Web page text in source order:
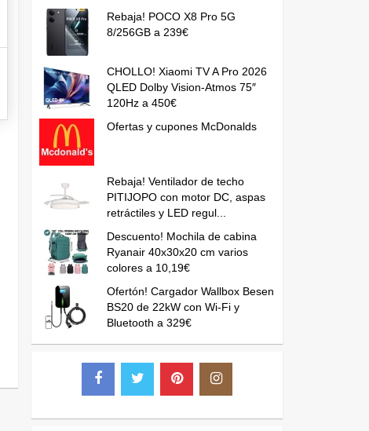
Rebaja! POCO X8 Pro 5G
8/256GB a 239€
CHOLLO! Xiaomi TV A Pro 2026
QLED Dolby Vision-Atmos 75″
120Hz a 450€
Ofertas y cupones McDonalds
Rebaja! Ventilador de techo
PITIJOPO con motor DC, aspas
retráctiles y LED regul...
Descuento! Mochila de cabina
Ryanair 40x30x20 cm varios
colores a 10,19€
Ofertón! Cargador Wallbox Besen
BS20 de 22kW con Wi-Fi y
Bluetooth a 329€